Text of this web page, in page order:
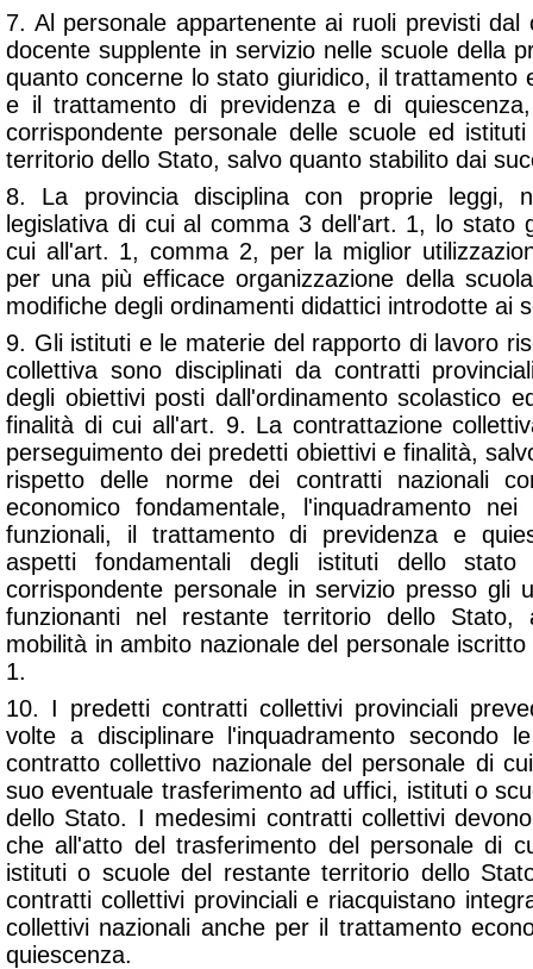
7. Al personale appartenente ai ruoli previsti
docente supplente in servizio nelle scuole della
quanto concerne lo stato giuridico, il trattamento
e il trattamento di previdenza e di
corrispondente personale delle scuole ed
territorio dello Stato, salvo quanto stabilito dai
8. La provincia disciplina con proprie leggi,
legislativa di cui al comma 3 dell'art. 1, lo stato
cui all'art. 1, comma 2, per la miglior
per una più efficace organizzazione della
modifiche degli ordinamenti didattici introdotte ai
9. Gli istituti e le materie del rapporto di lavoro
collettiva sono disciplinati da contratti
degli obiettivi posti dall'ordinamento scolastico
finalità di cui all'art. 9. La contrattazione
perseguimento dei predetti obiettivi e finalità,
rispetto delle norme dei contratti nazionali
economico fondamentale, l'inquadramento
funzionali, il trattamento di previdenza e
aspetti fondamentali degli istituti dello
corrispondente personale in servizio presso gli
funzionanti nel restante territorio dello
mobilità in ambito nazionale del personale
1.
10. I predetti contratti collettivi provinciali
volte a disciplinare l'inquadramento secondo
contratto collettivo nazionale del personale di
suo eventuale trasferimento ad uffici, istituti o
dello Stato. I medesimi contratti collettivi
che all'atto del trasferimento del personale di
istituti o scuole del restante territorio dello
contratti collettivi provinciali e riacquistano
collettivi nazionali anche per il trattamento
quiescenza.